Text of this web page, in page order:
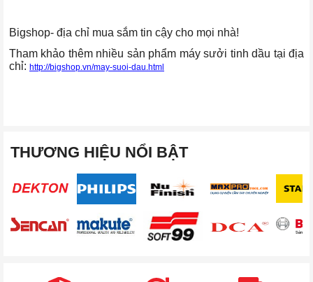
Bigshop- địa chỉ mua sắm tin cậy cho mọi nhà!
Tham khảo thêm nhiều sản phẩm máy sưởi tinh dầu tại địa
chỉ: http://bigshop.vn/may-suoi-dau.html
THƯƠNG HIỆU NỔI BẬT